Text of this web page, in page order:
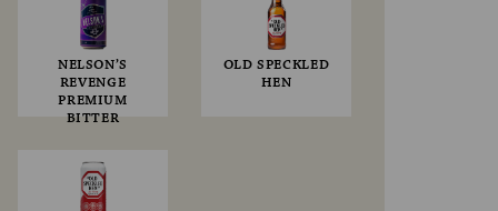
NELSON’S
REVENGE
PREMIUM
BITTER
OLD SPECKLED
HEN